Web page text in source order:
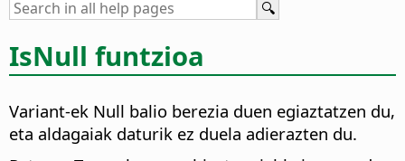
IsNull funtzioa
Variant-ek Null balio berezia duen egiaztatzen du,
eta aldagaiak daturik ez duela adierazten du.